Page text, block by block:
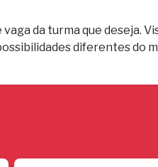
da turma que deseja.
diferentes do